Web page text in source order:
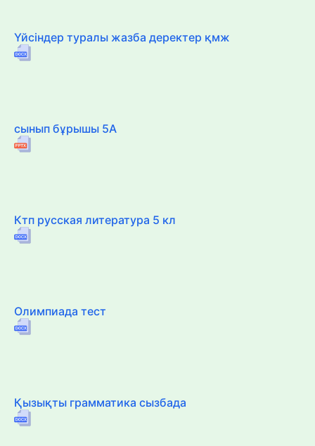
Үйсіндер туралы жазба деректер қмж
сынып бұрышы 5А
Ктп русская литература 5 кл
Олимпиада тест
Қызықты грамматика сызбада